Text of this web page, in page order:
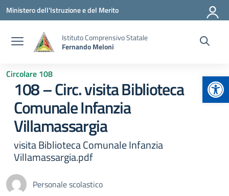
Vai ai contenuti
Vai al menu di navigazione
Vai al footer
Ministero dell'Istruzione e del Merito
Istituto Comprensivo Statale
Fernando Meloni
Circolare 108
108 – Circ. visita Biblioteca
Comunale Infanzia
Villamassargia
visita Biblioteca Comunale Infanzia
Villamassargia.pdf
Personale scolastico